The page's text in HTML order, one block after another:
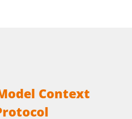
odel Context
rotocol